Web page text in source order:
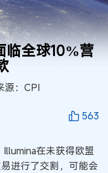
临全球10%营
源：CPI
563
在未获得欧盟
进行了交割，可能会